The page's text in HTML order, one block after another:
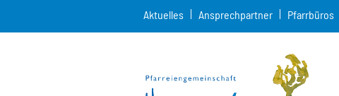
Aktuelles Ansprechpartner Pfarrbüros